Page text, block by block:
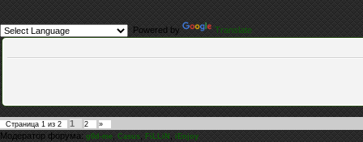
Powered by Translate
Страница 1 из 2 1 2 »
Модератор форума:g0d-me,Casus, FiLLiN,iEnjoy